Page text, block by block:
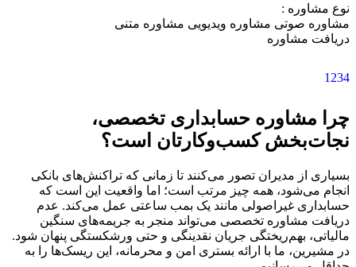
نوع مشاوره :
مشاوره صوتی مشاوره ویدیویی مشاوره متنی
دریافت مشاوره
1 234
چرا مشاوره حسابداری تخصصی،
نجات‌بخش کسب‌وکارتان است؟
بسیاری از مدیران تصور می‌کنند تا زمانی که تراکنش‌های بانکی
انجام می‌شود، همه چیز مرتب است؛ اما واقعیت این است که
حسابداری غیراصولی مانند یک بمب ساعتی عمل می‌کند. عدم
دریافت مشاوره تخصصی می‌تواند منجر به جریمه‌های سنگین
مالیاتی، بهم‌ریختگی جریان نقدینگی و حتی ورشکستگی پنهان شود.
در مشیرین، ما با ارائه بستری امن و محرمانه، این ریسک‌ها را به